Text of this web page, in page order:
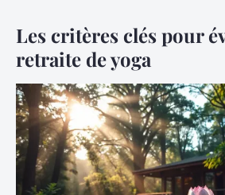
Les critères clés pour
retraite de yoga